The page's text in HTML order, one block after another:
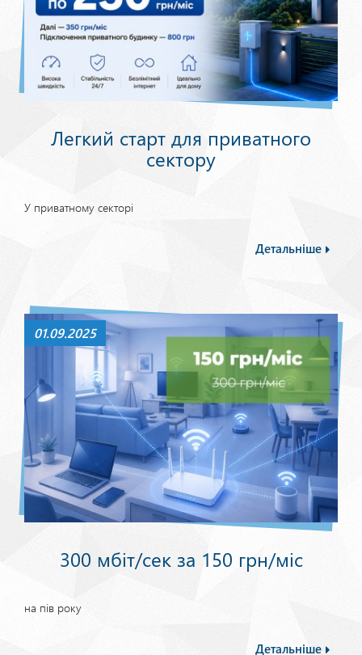
Легкий старт для приватного
сектору
У приватному секторі
Детальніше
01.09.2025
300 мбіт/сек за 150 грн/міс
на пів року
Детальніше